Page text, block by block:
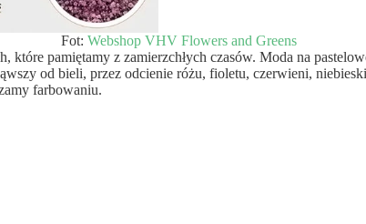
Fot: Webshop VHV Flowers and Greens
pamiętamy z zamierzchłych czasów. Moda na
od bieli, przez odcienie różu, fioletu, czerwieni,
farbowaniu.